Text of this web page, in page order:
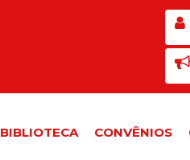
BIBLIOTECA CONVÊNIOS